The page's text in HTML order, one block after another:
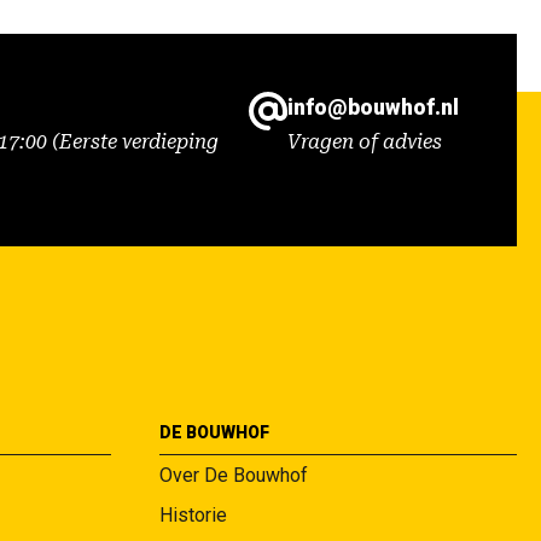
(Eerste verdieping
info@bouwhof.nl
Vragen of advies
DE BOUWHOF
Over De Bouwhof
Historie